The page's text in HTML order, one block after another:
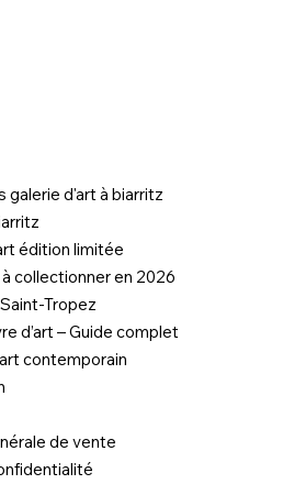
galerie d'art à biarritz
édition limitée
collectionner en 2026
Tropez
d’art – Guide complet
contemporain
de vente